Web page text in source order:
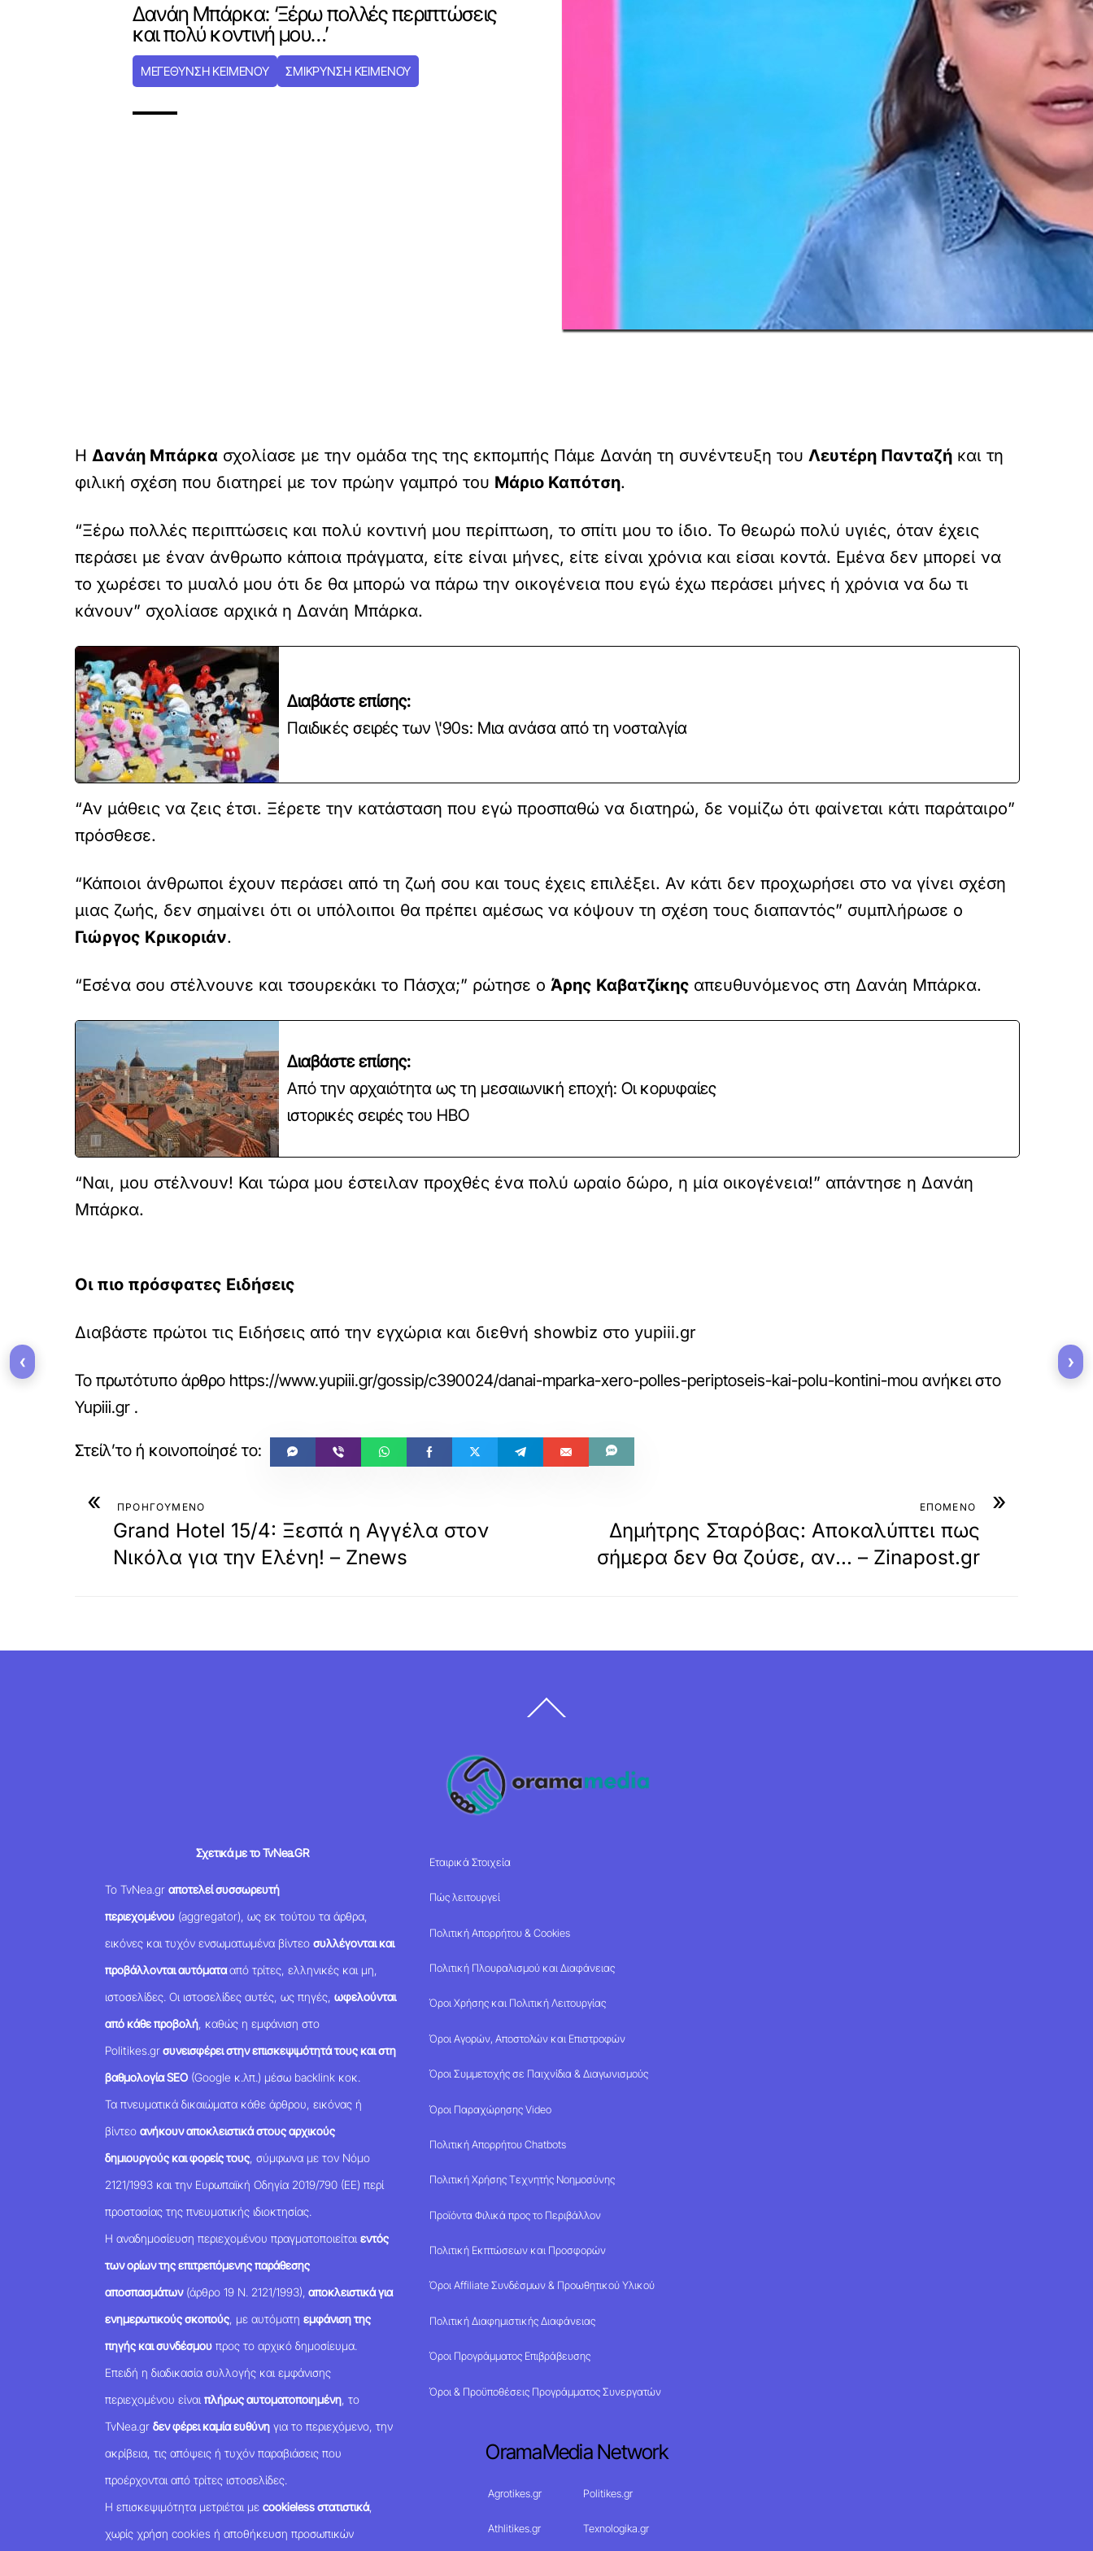
Δανάη Μπάρκα: ‘Ξέρω πολλές περιπτώσεις
και πολύ κοντινή μου…’
ΜΕΓΕΘΥΝΣΗ ΚΕΙΜΕΝΟΥ ΣΜΙΚΡΥΝΣΗ ΚΕΙΜΕΝΟΥ
Η Δανάη Μπάρκα σχολίασε με την ομάδα της της εκπομπής Πάμε Δανάη τη συνέντευξη του Λευτέρη Πανταζή και τη
φιλική σχέση που διατηρεί με τον πρώην γαμπρό του Μάριο Καπότση.
“Ξέρω πολλές περιπτώσεις και πολύ κοντινή μου περίπτωση, το σπίτι μου το ίδιο. Το θεωρώ πολύ υγιές, όταν έχεις
περάσει με έναν άνθρωπο κάποια πράγματα, είτε είναι μήνες, είτε είναι χρόνια και είσαι κοντά. Εμένα δεν μπορεί να
το χωρέσει το μυαλό μου ότι δε θα μπορώ να πάρω την οικογένεια που εγώ έχω περάσει μήνες ή χρόνια να δω τι
κάνουν” σχολίασε αρχικά η Δανάη Μπάρκα.
Διαβάστε επίσης:
Παιδικές σειρές των \'90s: Μια ανάσα από τη νοσταλγία
“Αν μάθεις να ζεις έτσι. Ξέρετε την κατάσταση που εγώ προσπαθώ να διατηρώ, δε νομίζω ότι φαίνεται κάτι παράταιρο”
πρόσθεσε.
“Κάποιοι άνθρωποι έχουν περάσει από τη ζωή σου και τους έχεις επιλέξει. Αν κάτι δεν προχωρήσει στο να γίνει σχέση
μιας ζωής, δεν σημαίνει ότι οι υπόλοιποι θα πρέπει αμέσως να κόψουν τη σχέση τους διαπαντός” συμπλήρωσε ο
Γιώργος Κρικοριάν.
“Εσένα σου στέλνουνε και τσουρεκάκι το Πάσχα;” ρώτησε ο Άρης Καβατζίκης απευθυνόμενος στη Δανάη Μπάρκα.
Διαβάστε επίσης:
Από την αρχαιότητα ως τη μεσαιωνική εποχή: Οι κορυφαίες
ιστορικές σειρές του HBO
“Ναι, μου στέλνουν! Και τώρα μου έστειλαν προχθές ένα πολύ ωραίο δώρο, η μία οικογένεια!” απάντησε η Δανάη
Μπάρκα.
Οι πιο πρόσφατες Ειδήσεις
Διαβάστε πρώτοι τις Ειδήσεις από την εγχώρια και διεθνή showbiz στο yupiii.gr
Το πρωτότυπο άρθρο https://www.yupiii.gr/gossip/c390024/danai-mparka-xero-polles-periptoseis-kai-polu-kontini-mou ανήκει στο
Yupiii.gr .
« ΠΡΟΗΓΟΥΜΕΝΟ
Grand Hotel 15/4: Ξεσπά η Αγγέλα στον
Νικόλα για την Ελένη! – Znews
»
ΕΠΟΜΕΝΟ
Δημήτρης Σταρόβας: Aποκαλύπτει πως
σήμερα δεν θα ζούσε, αν… – Zinapost.gr
To
Σχετικά με το TvNea.GR
Το TvNea.grαποτελεί συσσωρευτή
περιεχομένου (aggregator), ως εκ τούτου τα άρθρα,
εικόνες και τυχόν ενσωματωμένα βίντεοσυλλέγονται και
προβάλλονται αυτόματααπό τρίτες, ελληνικές και μη,
ιστοσελίδες. Οι ιστοσελίδες αυτές, ως πηγές,ωφελούνται
από κάθε προβολή , καθώς η εμφάνιση στο
Politikes.grσυνεισφέρει στην επισκεψιμότητά τους και στη
βαθμολογία SEO (Google κ.λπ.) μέσω backlink κοκ.
Τα πνευματικά δικαιώματα κάθε άρθρου, εικόνας ή
βίντεοανήκουν αποκλειστικά στους αρχικούς
δημιουργούς και φορείς τους , σύμφωνα με τον Νόμο
2121/1993 και την Ευρωπαϊκή Οδηγία 2019/790 (ΕΕ) περί
προστασίας της πνευματικής ιδιοκτησίας.
Η αναδημοσίευση περιεχομένου πραγματοποιείταιεντός
των ορίων της επιτρεπόμενης παράθεσης
αποσπασμάτων(άρθρο 19 Ν. 2121/1993), αποκλειστικά για
ενημερωτικούς σκοπούς , με αυτόματηεμφάνιση της
πηγής και συνδέσμου προς το αρχικό δημοσίευμα.
Επειδή η διαδικασία συλλογής και εμφάνισης
περιεχομένου είναιπλήρως αυτοματοποιημένη , το
TvNea.grδεν φέρει καμία ευθύνη για το περιεχόμενο, την
ακρίβεια, τις απόψεις ή τυχόν παραβιάσεις που
προέρχονται από τρίτες ιστοσελίδες.
Η επισκεψιμότητα μετριέται μεcookieless στατιστικά,
χωρίς χρήση cookies ή αποθήκευση προσωπικών
Εταιρικά Στοιχεία
Πώς λειτουργεί
Πολιτική Απορρήτου & Cookies
Πολιτική Πλουραλισμού και Διαφάνειας
Όροι Χρήσης και Πολιτική Λειτουργίας
Όροι Αγορών, Αποστολών και Επιστροφών
Όροι Συμμετοχής σε Παιχνίδια & Διαγωνισμούς
Όροι Παραχώρησης Video
Πολιτική Απορρήτου Chatbots
Πολιτική Χρήσης Τεχνητής Νοημοσύνης
Προϊόντα Φιλικά προς το Περιβάλλον
Πολιτική Εκπτώσεων και Προσφορών
Όροι Affiliate Συνδέσμων & Προωθητικού Υλικού
Πολιτική Διαφημιστικής Διαφάνειας
Όροι Προγράμματος Επιβράβευσης
Όροι & Προϋποθέσεις Προγράμματος Συνεργατών
OramaMedia Network
Agrotikes.gr Politikes.gr
Athlitikes.gr Texnologika.gr
‹ ›